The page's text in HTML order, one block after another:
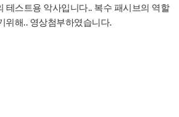
테스트용 악사입니다.. 복수 패시브의 역할
위해.. 영상첨부하였습니다.